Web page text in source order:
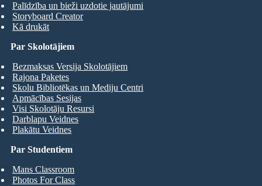
Palīdzība un bieži uzdotie jautājumi
Storyboard Creator
Kā drukāt
Par Studentiem
Mans Classroom
Photos For Class
Par Skolotājiem
Bezmaksas Versija Skolotājiem
Rajona Paketes
Skolu Bibliotēkas un Mediju Centri
Apmācības Sesijas
Visi Skolotāju Resursi
Darblapu Veidnes
Plakātu Veidnes